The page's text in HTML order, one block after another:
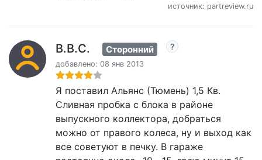
источник: partreview.ru
В.В.С. Сторонний
добавлено: 08 янв 2013
Я поставил Альянс (Тюмень) 1,5 Кв.
Сливная пробка с блока в районе
выпускного коллектора, добраться
можно от правого колеса, ну и выход как
все советуют в печку. В гараже